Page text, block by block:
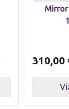
310,00